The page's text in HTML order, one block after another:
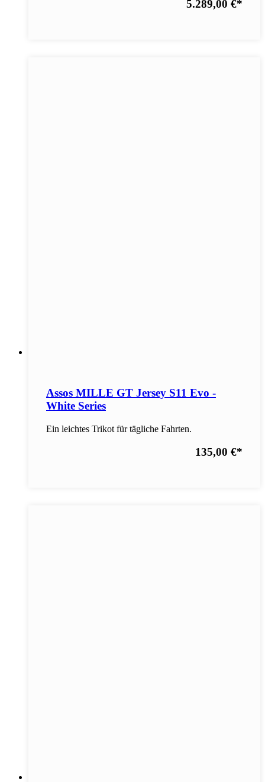
5.289,00 €*
Assos MILLE GT Jersey S11 Evo -
White Series
Ein leichtes Trikot für tägliche Fahrten.
135,00 €*